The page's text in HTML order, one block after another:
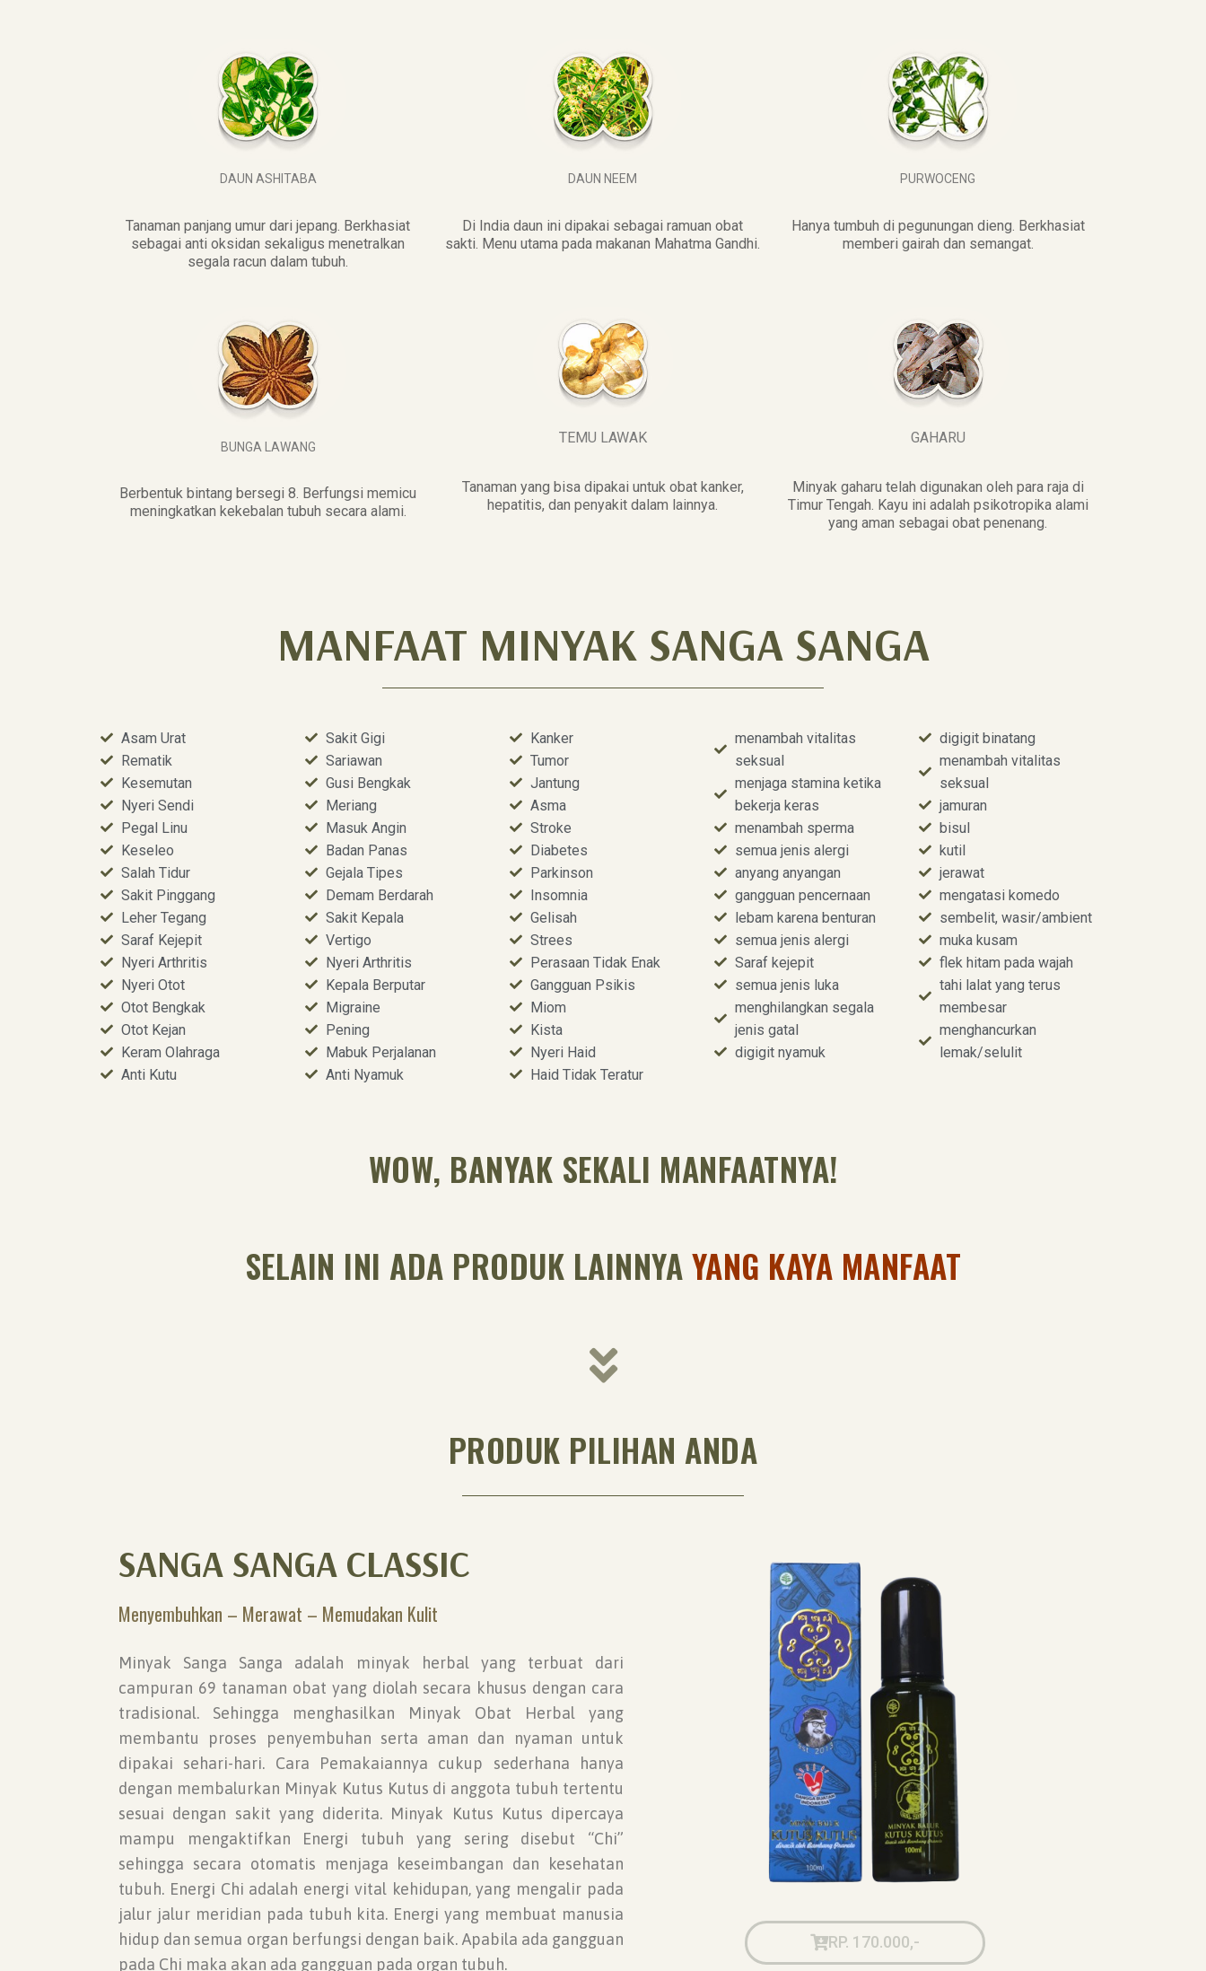
DAUN ASHITABA
Tanaman panjang umur dari jepang. Berkhasiat
sebagai anti oksidan sekaligus menetralkan
segala racun dalam tubuh.
DAUN NEEM
Di India daun ini dipakai sebagai ramuan obat
sakti. Menu utama pada makanan Mahatma Gandhi.
PURWOCENG
Hanya tumbuh di pegunungan dieng. Berkhasiat
memberi gairah dan semangat.
BUNGA LAWANG
Berbentuk bintang bersegi 8. Berfungsi memicu
meningkatkan kekebalan tubuh secara alami.
TEMU LAWAK
Tanaman yang bisa dipakai untuk obat kanker,
hepatitis, dan penyakit dalam lainnya.
GAHARU
Minyak gaharu telah digunakan oleh para raja di
Timur Tengah. Kayu ini adalah psikotropika alami
yang aman sebagai obat penenang.
MANFAAT MINYAK SANGA SANGA
Asam Urat
Rematik
Kesemutan
Nyeri Sendi
Pegal Linu
Keseleo
Salah Tidur
Sakit Pinggang
Leher Tegang
Saraf Kejepit
Nyeri Arthritis
Nyeri Otot
Otot Bengkak
Otot Kejan
Keram Olahraga
Anti Kutu
Sakit Gigi
Sariawan
Gusi Bengkak
Meriang
Masuk Angin
Badan Panas
Gejala Tipes
Demam Berdarah
Sakit Kepala
Vertigo
Nyeri Arthritis
Kepala Berputar
Migraine
Pening
Mabuk Perjalanan
Anti Nyamuk
Kanker
Tumor
Jantung
Asma
Stroke
Diabetes
Parkinson
Insomnia
Gelisah
Strees
Perasaan Tidak Enak
Gangguan Psikis
Miom
Kista
Nyeri Haid
Haid Tidak Teratur
menambah vitalitas
seksual
menjaga stamina ketika
bekerja keras
menambah sperma
semua jenis alergi
anyang anyangan
gangguan pencernaan
lebam karena benturan
semua jenis alergi
Saraf kejepit
semua jenis luka
menghilangkan segala
jenis gatal
digigit nyamuk
digigit binatang
menambah vitalitas
seksual
jamuran
bisul
kutil
jerawat
mengatasi komedo
sembelit, wasir/ambient
muka kusam
flek hitam pada wajah
tahi lalat yang terus
membesar
menghancurkan
lemak/selulit
WOW, BANYAK SEKALI MANFAATNYA!
SELAIN INI ADA PRODUK LAINNYAYANG KAYA MANFAAT
PRODUK PILIHAN ANDA
SANGA SANGA CLASSIC
Menyembuhkan – Merawat – Memudakan Kulit
Minyak Sanga Sanga adalah minyak herbal yang terbuat dari
campuran 69 tanaman obat yang diolah secara khusus dengan cara
tradisional. Sehingga menghasilkan Minyak Obat Herbal yang
membantu proses penyembuhan serta aman dan nyaman untuk
dipakai sehari-hari. Cara Pemakaiannya cukup sederhana hanya
dengan membalurkan Minyak Kutus Kutus di anggota tubuh tertentu
sesuai dengan sakit yang diderita. Minyak Kutus Kutus dipercaya
mampu mengaktifkan Energi tubuh yang sering disebut “Chi”
sehingga secara otomatis menjaga keseimbangan dan kesehatan
tubuh. Energi Chi adalah energi vital kehidupan, yang mengalir pada
jalur jalur meridian pada tubuh kita. Energi yang membuat manusia
hidup dan semua organ berfungsi dengan baik. Apabila ada gangguan
pada Chi maka akan ada gangguan pada organ tubuh.
RP. 170.000,-